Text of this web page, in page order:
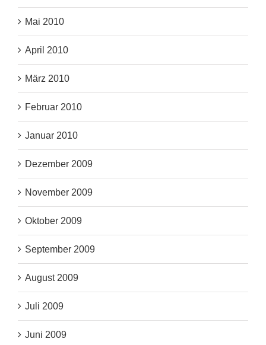
Mai 2010
April 2010
März 2010
Februar 2010
Januar 2010
Dezember 2009
November 2009
Oktober 2009
September 2009
August 2009
Juli 2009
Juni 2009